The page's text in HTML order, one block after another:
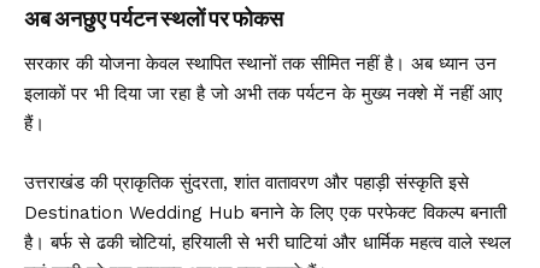
अब अनछुए पर्यटन स्थलों पर फोकस
सरकार की योजना केवल स्थापित स्थानों तक सीमित नहीं है। अब ध्यान उन
इलाकों पर भी दिया जा रहा है जो अभी तक पर्यटन के मुख्य नक्शे में नहीं आए
हैं।
उत्तराखंड की प्राकृतिक सुंदरता, शांत वातावरण और पहाड़ी संस्कृति इसे
Destination Wedding Hub बनाने के लिए एक परफेक्ट विकल्प बनाती
है। बर्फ से ढकी चोटियां, हरियाली से भरी घाटियां और धार्मिक महत्व वाले स्थल